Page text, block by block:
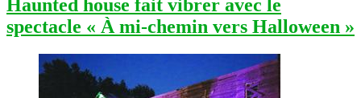
Haunted house fait vibrer avec le
spectacle « À mi-chemin vers Halloween »